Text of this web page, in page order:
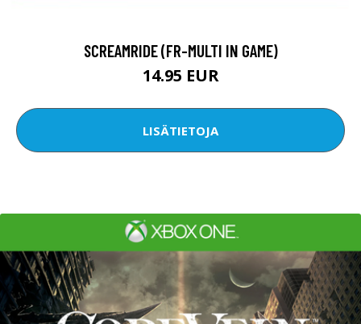
SCREAMRIDE (FR-MULTI IN GAME)
14.95 EUR
LISÄTIETOJA